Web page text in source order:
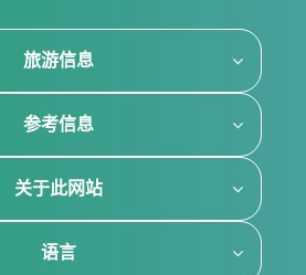
旅游信息
参考信息
关于此网站
语言